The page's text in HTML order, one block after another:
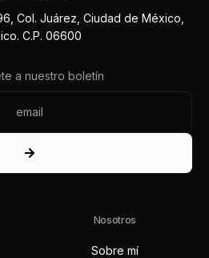
Col. Juárez, Ciudad de México,
C.P. 06600
a nuestro boletín
Nosotros
Sobre mí